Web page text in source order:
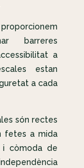
barreres
a
estan
a cada
són rectes
fetes a mida
i còmoda de